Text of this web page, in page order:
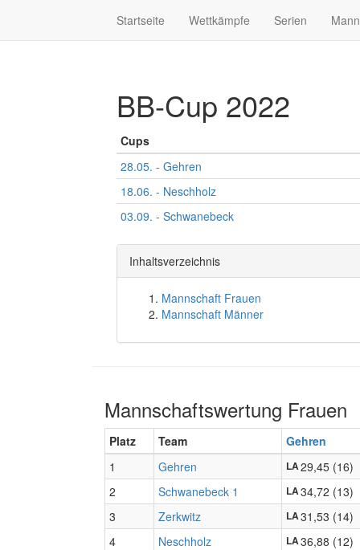
Startseite Wettkämpfe Serien
BB-Cup 2022
Cups
28.05. - Gehren
18.06. - Neschholz
03.09. - Schwanebeck
Inhaltsverzeichnis
Mannschaft Frauen
Mannschaft Männer
Mannschaftswertung Frauen
Platz Team
Gehren
1
Gehren LA29,45 (16)
2
Schwanebeck 1 LA34,72 (13)
3
Zerkwitz LA31,53 (14)
4
Neschholz LA36,88 (12)